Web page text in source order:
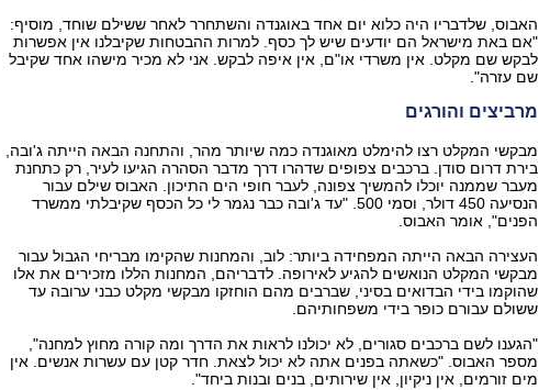
האבוס, שלדבריו היה כלוא יום אחד באוגנדה והשתחרר לאחר ששילם שוחד, מוסיף:
"אם באת מישראל הם יודעים שיש לך כסף. למרות ההבטחות שקיבלנו אין אפשרות
לבקש שם מקלט. אין משרדי או"ם, אין איפה לבקש. אני לא מכיר מישהו אחד שקיבל
שם עזרה".
מרביצים והורגים
מבקשי המקלט רצו להימלט מאוגנדה כמה שיותר מהר, והתחנה הבאה הייתה ג'ובה,
בירת דרום סודן. ברכבים צפופים שדהרו דרך מדבר הסהרה הגיעו לעיר, רק כתחנת
מעבר שממנה יוכלו להמשיך צפונה, לעבר חופי הים התיכון. האבוס שילם עבור
הנסיעה 450 דולר, וסמי 500. "עד ג'ובה כבר נגמר לי כל הכסף שקיבלתי ממשרד
הפנים", אומר האבוס.
העצירה הבאה הייתה המפחידה ביותר: לוב, והמחנות שהקימו מבריחי הגבול עבור
מבקשי המקלט הנואשים להגיע לאירופה. לדבריהם, המחנות הללו מזכירים את אלו
שהוקמו בידי הבדואים בסיני, שברבים מהם הוחזקו מבקשי מקלט כבני ערובה עד
ששולם עבורם כופר בידי משפחותיהם.
"הגענו לשם ברכבים סגורים, לא יכולנו לראות את הדרך ומה קורה מחוץ למחנה",
מספר האבוס. "כשאתה בפנים אתה לא יכול לצאת. חדר קטן עם עשרות אנשים. אין
מים זורמים, אין ניקיון, אין שירותים, בנים ובנות ביחד".